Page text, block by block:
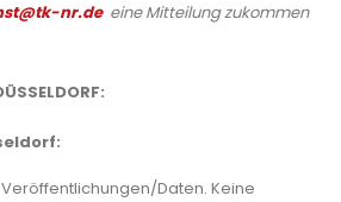
nr.de eine Mitteilung zukommen
Daten. Keine